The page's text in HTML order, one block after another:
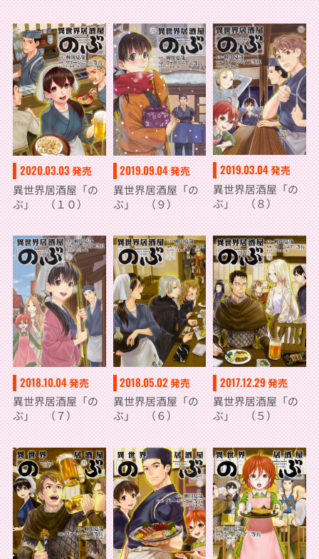
2020.03.03 発売
異世界居酒屋「の
ぶ」 （１０）
2019.09.04発売
異世界居酒屋「の
ぶ」 （９）
2019.03.04発売
異世界居酒屋「の
ぶ」 （８）
2018.10.04発売
異世界居酒屋「の
ぶ」 （７）
2018.05.02 発売
異世界居酒屋「の
ぶ」 （６）
2017.12.29発売
異世界居酒屋「の
ぶ」 （５）